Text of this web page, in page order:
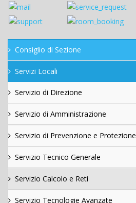
Consiglio di Sezione
Servizi Locali
Servizio di Direzione
Servizio di Amministrazione
Servizio di Prevenzione e Protezione
Servizio Tecnico Generale
Servizio Calcolo e Reti
Servizio Tecnologie Avanzate